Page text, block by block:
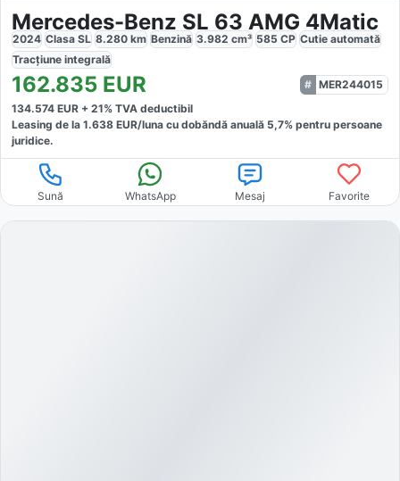
Mercedes-Benz SL 63 AMG 4Matic
2024 Clasa SL 8.280 km Benzină 3.982 cm³ 585 CP Cutie automată
Tracțiune integrală
162.835 EUR
MER244015
134.574 EUR + 21% TVA deductibil
Leasing de la 1.638 EUR/luna cu dobăndă anuală 5,7% pentru persoane
juridice.
Sună WhatsApp Mesaj Favorite